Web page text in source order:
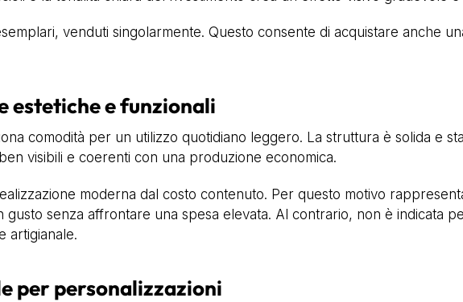
venduti singolarmente. Questo consente di acquistare anche
estetiche e funzionali
comodità per un utilizzo quotidiano leggero. La struttura è solida e
visibili e coerenti con una produzione economica.
moderna dal costo contenuto. Per questo motivo
gusto senza affrontare una spesa elevata. Al contrario, non è indicata
artigianale.
per personalizzazioni